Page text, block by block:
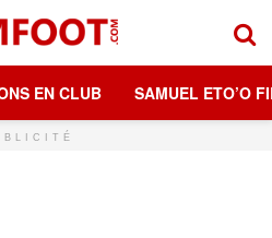
EN CLUB SAMUEL ETO’O